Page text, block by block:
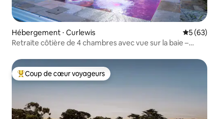
Hébergement ⋅ Curlewis
5 (63)
Retraite côtière de 4 chambres avec vue sur la baie –
électrique
Coups de cœur voyageurs les plus appréciés
Coup de cœur voyageurs